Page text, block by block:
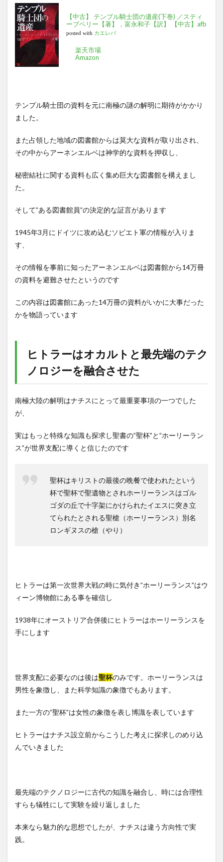
【中古】 テンプル騎士団の遺産(下巻) ／スティ
ーブベリー【著】，富永和子【訳】 【中古】afb
posted with カエレバ
楽天市場
Amazon
テンプル騎士団の資料を元に南極の謎の解明に期待がかかり
ました。
また占領した地域の図書館からは莫大な資料が取り出され、
その中からアーネンエルベは神学的な資料を押収し、
秘密結社に関する資料も広く集め巨大な図書館を構えまし
た。
そして”ある図書館員”の決定的な証言があります
1945年3月にドイツに攻め込むソビエト軍の情報が入りま
す、
その情報を事前に知ったアーネンエルベは図書館から14万冊
の資料を避難させたというのです
この内容は図書館にあった14万冊の資料がいかに大事だった
かを物語っています
ヒトラーはオカルトと最先端のテク
ノロジーを融合させた
南極大陸の解明はナチスにとって最重要事項の一つでした
が、
実はもっと特殊な知識も探求し聖書の”聖杯”と”ホーリーラン
ス”が世界支配に導くと信じたのです
聖杯はキリストの最後の晩餐で使われたという
杯で聖杯で聖遺物とされホーリーランスはゴル
ゴダの丘で十字架にかけられたイエスに突き立
てられたとされる聖槍（ホーリーランス）別名
ロンギヌスの槍（やり）
ヒトラーは第一次世界大戦の時に気付き”ホーリーランス”はウ
ィーン博物館にある事を確信し
1938年にオーストリア合併後にヒトラーはホーリーランスを
手にします
世界支配に必要なのは後は聖杯のみです。ホーリーランスは
男性を象徴し、また科学知識の象徴でもあります。
また一方の”聖杯”は女性の象徴を表し博識を表しています
ヒトラーはナチス設立前からこうした考えに探求しのめり込
んでいきました
最先端のテクノロジーに古代の知識を融合し、時には合理性
すらも犠牲にして実験を繰り返しました
本来なら魅力的な思想でしたが、ナチスは違う方向性で実
践。